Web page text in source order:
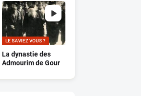
LE SAVIEZ VOUS ?
La dynastie des
Admourim de Gour